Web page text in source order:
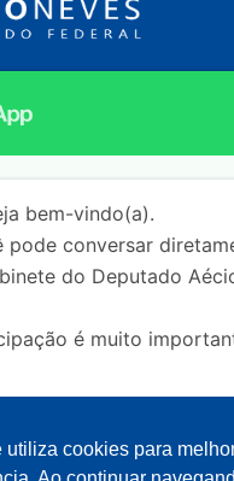
Ed. Principal, Ala C
5964
0121
0834
bem-vindo(a).
pode conversar
do Deputado
é muito
o contato pelo WhatsApp,
dados serão utilizados
utiliza cookies para